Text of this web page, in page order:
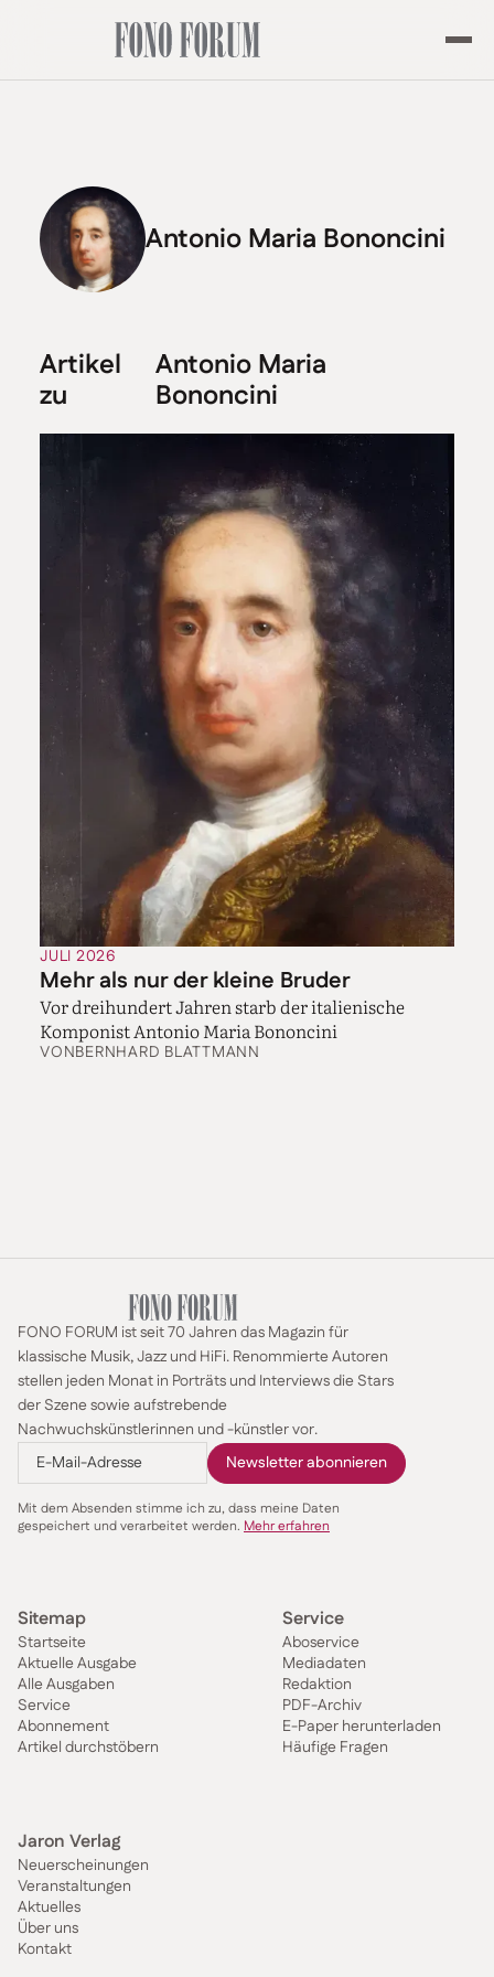
Antonio Maria Bononcini
Artikel
zu
Antonio Maria
Bononcini
JULI 2026
Mehr als nur der kleine Bruder
Vor dreihundert Jahren starb der italienische
Komponist Antonio Maria Bononcini
VONBERNHARD BLATTMANN
FONO FORUM ist seit 70 Jahren das Magazin für
klassische Musik, Jazz und HiFi. Renommierte Autoren
stellen jeden Monat in Porträts und Interviews die Stars
der Szene sowie aufstrebende
Nachwuchskünstlerinnen und -künstler vor.
Mit dem Absenden stimme ich zu, dass meine Daten
gespeichert und verarbeitet werden. Mehr erfahren
Sitemap
Startseite
Aktuelle Ausgabe
Alle Ausgaben
Service
Abonnement
Artikel durchstöbern
Service
Aboservice
Mediadaten
Redaktion
PDF-Archiv
E-Paper herunterladen
Häufige Fragen
Jaron Verlag
Neuerscheinungen
Veranstaltungen
Aktuelles
Über uns
Kontakt